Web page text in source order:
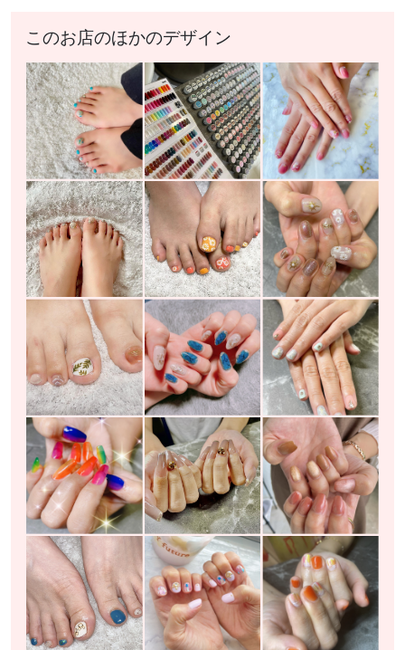
このお店のほかのデザイン